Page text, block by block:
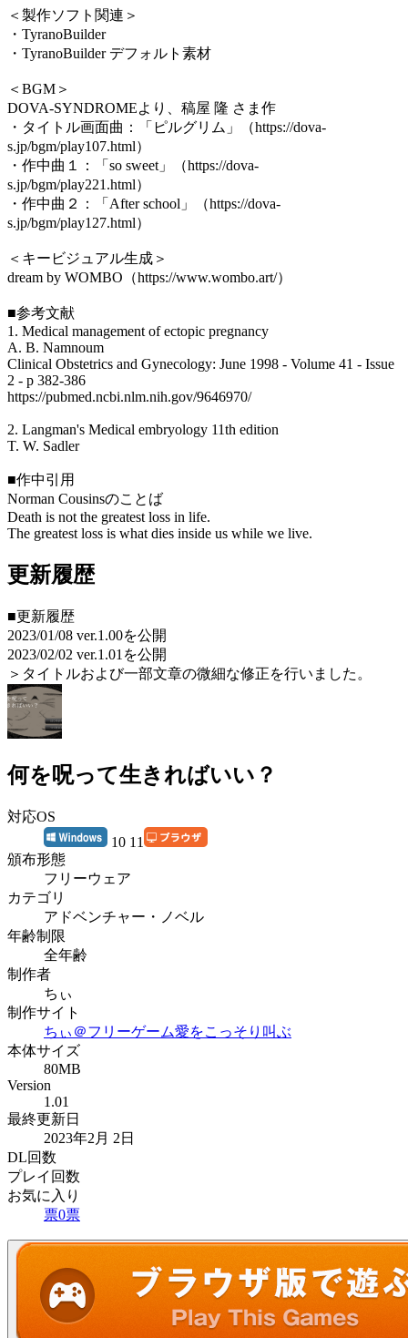
＜製作ソフト関連＞
・TyranoBuilder
・TyranoBuilder デフォルト素材
＜BGM＞
DOVA-SYNDROMEより、稿屋 隆 さま作
・タイトル画面曲：「ピルグリム」（https://dova-
s.jp/bgm/play107.html）
・作中曲１：「so sweet」（https://dova-
s.jp/bgm/play221.html）
・作中曲２：「After school」（https://dova-
s.jp/bgm/play127.html）
＜キービジュアル生成＞
dream by WOMBO（https://www.wombo.art/）
■参考文献
1. Medical management of ectopic pregnancy
A. B. Namnoum
Clinical Obstetrics and Gynecology: June 1998 - Volume 41 - Issue
2 - p 382-386
https://pubmed.ncbi.nlm.nih.gov/9646970/
2. Langman's Medical embryology 11th edition
T. W. Sadler
■作中引用
Norman Cousinsのことば
Death is not the greatest loss in life.
The greatest loss is what dies inside us while we live.
更新履歴
■更新履歴
2023/01/08 ver.1.00を公開
2023/02/02 ver.1.01を公開
＞タイトルおよび一部文章の微細な修正を行いました。
何を呪って生きればいい？
対応OS
10 11
頒布形態
フリーウェア
カテゴリ
アドベンチャー・ノベル
年齢制限
全年齢
制作者
ちぃ
制作サイト
ちぃ＠フリーゲーム愛をこっそり叫ぶ
本体サイズ
80MB
Version
1.01
最終更新日
2023年2月 2日
DL回数
プレイ回数
お気に入り
票0票